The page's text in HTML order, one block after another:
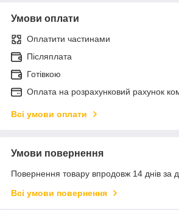
Умови оплати
Оплатити частинами
Післяплата
Готівкою
Оплата на розрахунковий рахунок
Всі умови оплати
Умови повернення
Повернення товару впродовж 14 днів за
Всі умови повернення